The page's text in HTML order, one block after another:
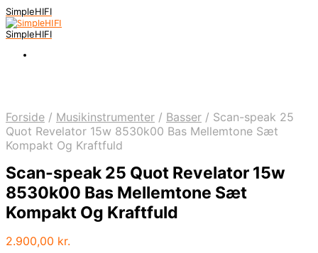
SimpleHIFI
SimpleHIFI
Forside / Musikinstrumenter / Basser / Scan-speak 25
Quot Revelator 15w 8530k00 Bas Mellemtone Sæt
Kompakt Og Kraftfuld
Scan-speak 25 Quot Revelator 15w
8530k00 Bas Mellemtone Sæt
Kompakt Og Kraftfuld
2.900,00 kr.